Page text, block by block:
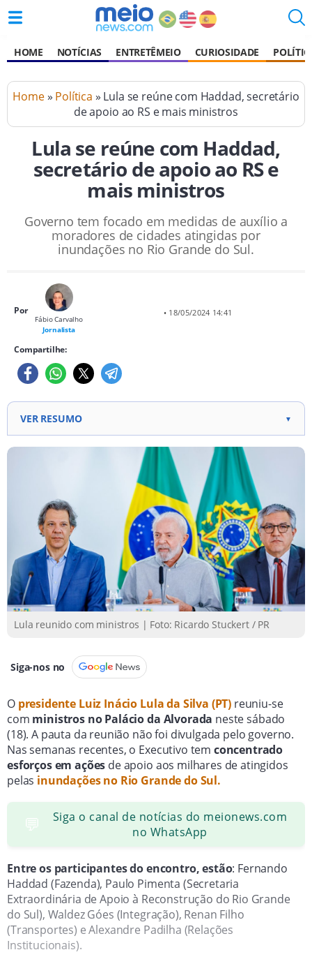
HOME NOTÍCIAS ENTRETÊMEIO CURIOSIDADE
Home» Política » Lula se reúne com Haddad, secretário
de apoio ao RS e mais ministros
Lula se reúne com Haddad,
secretário de apoio ao RS e
mais ministros
Governo tem focado em medidas de auxílio a
moradores de cidades atingidas por
inundações no Rio Grande do Sul.
Por
Fábio Carvalho
Jornalista
• 18/05/2024 14:41
Compartilhe:
VER RESUMO ▼
Presidente Lula e ministros discutem ações de
apoio aos atingidos pelas inundações no Rio
Grande do Sul. Governo anuncia pagamento de R$
192,7 milhões para municípios em estado de
calamidade, visando à reconstrução. Medida
Provisória flexibiliza Lei de Licitações para acelerar
compras públicas em situações de calamidade,
como no Rio Grande do Sul.
Lula reunido com ministros | Foto: Ricardo Stuckert / PR
Siga-nos no
O presidente Luiz Inácio Lula da Silva (PT) reuniu-se
com ministros no Palácio da Alvorada neste sábado
(18). A pauta da reunião não foi divulgada pelo governo.
Nas semanas recentes, o Executivo tem concentrado
esforços em ações de apoio aos milhares de atingidos
pelas inundações no Rio Grande do Sul.
💬
Siga o canal de notícias do meionews.com
no WhatsApp
Entre os participantes do encontro, estão: Fernando
Haddad (Fazenda), Paulo Pimenta (Secretaria
Extraordinária de Apoio à Reconstrução do Rio Grande
do Sul), Waldez Góes (Integração), Renan Filho
(Transportes) e Alexandre Padilha (Relações
Institucionais).